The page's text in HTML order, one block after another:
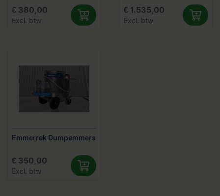
€ 380,00
Excl. btw
€ 1.535,00
Excl. btw
Emmerrek Dumpemmers
€ 350,00
Excl. btw